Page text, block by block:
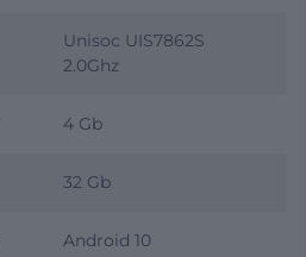
Unisoc UIS7862S
2.0Ghz
4 Gb
32 Gb
Android 10